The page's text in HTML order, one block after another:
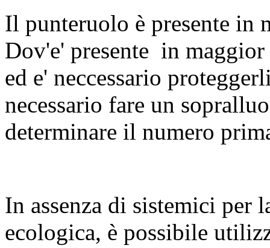
Il punteruolo è presente
Dov'e' presente in
ed e' neccessario
necessario fare un
determinare il numero
In assenza di sistemici per
ecologica, è possibile